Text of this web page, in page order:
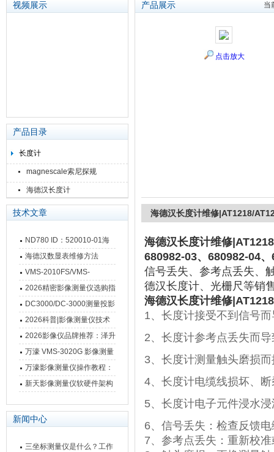
视频展示
产品目录
长度计
magnescale索尼探规
海德汉长度计
技术文章
ND780 ID：520010-01海
德汉数显表故障维修内容
海德汉数显表维修方法
VMS-2010FS/VMS-
3020FS/VMS-4030FS手动
影像测量仪技术参数
2026精密影像测量仪选购指
南 靠谱品牌一站式选型推荐
DC3000/DC-3000测量投影
仪万濠数据处理器数显表故
障维修方法
2026科普|影像测量仪技术
原理、分类及选型应用
2026影像仪品牌推荐：泽升
影像测量仪选型指南
万濠 VMS-3020G 影像测量
仪技术规格与应用解析
万濠影像测量仪操作教程：
从开机到出报告，新手也能
新天影像测量仪软硬件架构
新闻中心
三坐标测量仪是什么？工作
产品展示 当
点击放大
海德汉长度计维修|AT1218/
海德汉长度计维修
680982-03、680982-04
信号丢失、参考点丢失、
德汉长度计、光栅尺等销
海德汉长度计维修
1、长度计接受不到信号
2、长度计参考点丢失而
3、长度计测量触头磨损
4、长度计电缆线损坏、
5、长度计电子元件浸水
6、信号丢失：检查反馈
7、参考点丢失：重新校